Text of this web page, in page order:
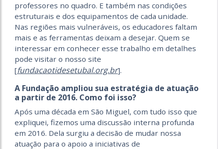
professores no quadro. E também nas condições
estruturais e dos equipamentos de cada unidade.
Nas regiões mais vulneráveis, os educadores faltam
mais e as ferramentas deixam a desejar. Quem se
interessar em conhecer esse trabalho em detalhes
pode visitar o nosso site
[fundacaotidesetubal.org.br].
A Fundação ampliou sua estratégia de atuação
a partir de 2016. Como foi isso?
Após uma década em São Miguel, com tudo isso que
expliquei, fizemos uma discussão interna profunda
em 2016. Dela surgiu a decisão de mudar nossa
atuação para o apoio a iniciativas de